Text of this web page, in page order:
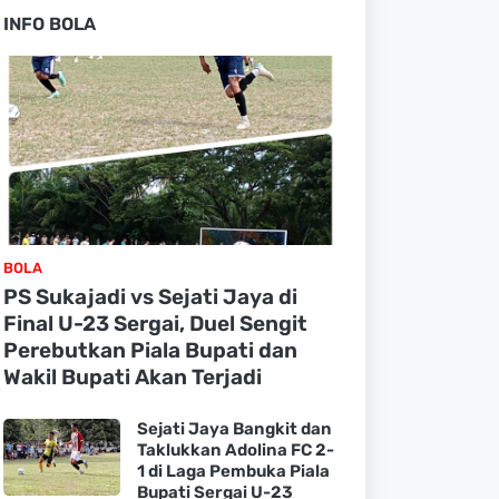
INFO BOLA
BOLA
PS Sukajadi vs Sejati Jaya di
Final U-23 Sergai, Duel Sengit
Perebutkan Piala Bupati dan
Wakil Bupati Akan Terjadi
Sejati Jaya Bangkit dan
Taklukkan Adolina FC 2-
1 di Laga Pembuka Piala
Bupati Sergai U-23